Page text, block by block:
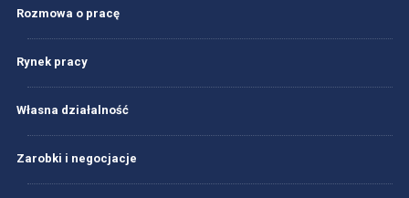
Rozmowa o pracę
Rynek pracy
Własna działalność
Zarobki i negocjacje